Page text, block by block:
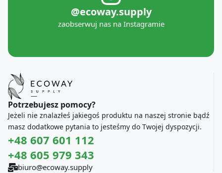
@ecoway.supply
zaobserwuj nas na Instagramie
Potrzebujesz pomocy?
Jeżeli nie znalazłeś jakiegoś produktu na naszej stronie bądź
masz dodatkowe pytania to jesteśmy do Twojej dyspozycji.
+48 607 601 112
+48 605 979 343
biuro@ecoway.supply